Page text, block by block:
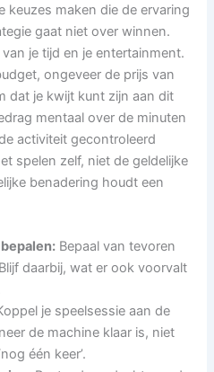
keuzes maken die de ervaring
gaat niet over winnen.
je tijd en je entertainment.
ongeveer de prijs van
dat je kwijt kunt zijn aan dit
mentaal over de minuten
activiteit gecontroleerd
spelen zelf, niet de geldelijke
benadering houdt een
Bepaal van tevoren
daarbij, wat er ook voorvalt
je speelsessie aan de
de machine klaar is, niet
één keer’.